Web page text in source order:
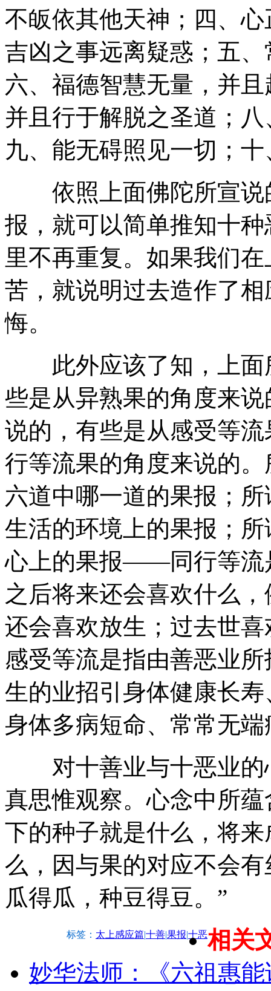
不皈依其他天神；四、
吉凶之事远离疑惑；五
六、福德智慧无量，并
并且行于解脱之圣道；
九、能无碍照见一切；
依照上面佛陀所宣说
报，就可以简单推知十
里不再重复。如果我们
苦，就说明过去造作了
悔。
此外应该了知，上面
些是从异熟果的角度来
说的，有些是从感受等
行等流果的角度来说的
六道中哪一道的果报；
生活的环境上的果报；
心上的果报——同行等流
之后将来还会喜欢什么
还会喜欢放生；过去世
感受等流是指由善恶业
生的业招引身体健康长
身体多病短命、常常无
对十善业与十恶业的
真思惟观察。心念中所
下的种子就是什么，将
么，因与果的对应不会
瓜得瓜，种豆得豆。”
标签： 太上感应篇|十善|果报|十恶相关
妙华法师：《六祖惠